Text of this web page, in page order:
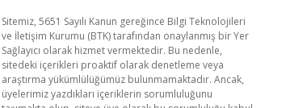
Sitemiz, 5651 Sayılı Kanun gereğince Bilgi Teknolojileri
ve İletişim Kurumu (BTK) tarafından onaylanmış bir Yer
Sağlayıcı olarak hizmet vermektedir. Bu nedenle,
sitedeki içerikleri proaktif olarak denetleme veya
araştırma yükümlülüğümüz bulunmamaktadır. Ancak,
üyelerimiz yazdıkları içeriklerin sorumluluğunu